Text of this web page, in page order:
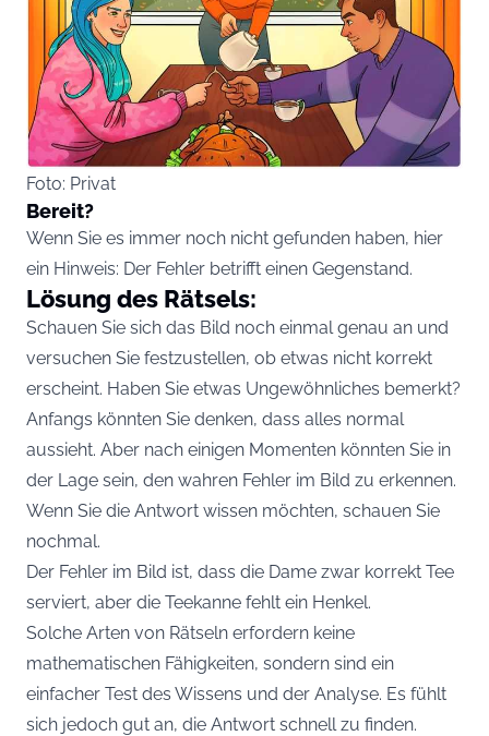
Foto: Privat
Bereit?
Wenn Sie es immer noch nicht gefunden haben, hier
ein Hinweis: Der Fehler betrifft einen Gegenstand.
Lösung des Rätsels:
Schauen Sie sich das Bild noch einmal genau an und
versuchen Sie festzustellen, ob etwas nicht korrekt
erscheint. Haben Sie etwas Ungewöhnliches bemerkt?
Anfangs könnten Sie denken, dass alles normal
aussieht. Aber nach einigen Momenten könnten Sie in
der Lage sein, den wahren Fehler im Bild zu erkennen.
Wenn Sie die Antwort wissen möchten, schauen Sie
nochmal.
Der Fehler im Bild ist, dass die Dame zwar korrekt Tee
serviert, aber die Teekanne fehlt ein Henkel.
Solche Arten von Rätseln erfordern keine
mathematischen Fähigkeiten, sondern sind ein
einfacher Test des Wissens und der Analyse. Es fühlt
sich jedoch gut an, die Antwort schnell zu finden.